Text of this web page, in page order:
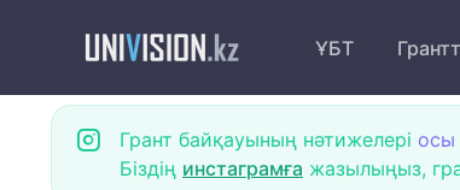
ҰБТ
Грант байқауының нәтижелері осы
Біздің инстаграмға жазылыңыз,